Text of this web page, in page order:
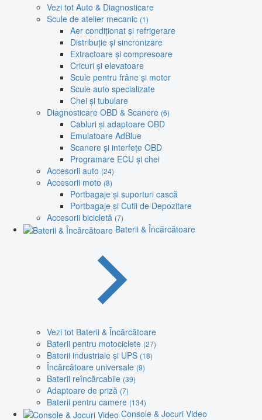
Vezi tot Auto & Diagnosticare
Scule de atelier mecanic (1)
Aer condiționat și refrigerare
Distribuție și sincronizare
Extractoare și compresoare
Cricuri și elevatoare
Scule pentru frâne și motor
Scule auto specializate
Chei și tubulare
Diagnosticare OBD & Scanere (6)
Cabluri și adaptoare OBD
Emulatoare AdBlue
Scanere și interfețe OBD
Programare ECU și chei
Accesorii auto (24)
Accesorii moto (8)
Portbagaje și suporturi cască
Portbagaje și Cutii de Depozitare
Accesorii bicicletă (7)
Baterii & Încărcătoare
Vezi tot Baterii & Încărcătoare
Baterii pentru motociclete (27)
Baterii industriale și UPS (18)
Încărcătoare universale (9)
Baterii reîncărcabile (39)
Adaptoare de priză (7)
Baterii pentru camere (134)
Console & Jocuri Video